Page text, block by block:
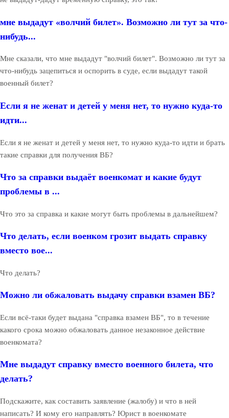
мне выдадут «волчий билет». Возможно ли тут за что-
нибудь...
Мне сказали, что мне выдадут "волчий билет". Возможно ли тут за
что-нибудь зацепиться и оспорить в суде, если выдадут такой
военный билет?
Если я не женат и детей у меня нет, то нужно куда-то
идти...
Если я не женат и детей у меня нет, то нужно куда-то идти и брать
такие справки для получения ВБ?
Что за справки выдаёт военкомат и какие будут
проблемы в ...
Что это за справка и какие могут быть проблемы в дальнейшем?
Что делать, если военком грозит выдать справку
вместо вое...
Что делать?
Можно ли обжаловать выдачу справки взамен ВБ?
Если всё-таки будет выдана "справка взамен ВБ", то в течение
какого срока можно обжаловать данное незаконное действие
военкомата?
Мне выдадут справку вместо военного билета, что
делать?
Подскажите, как составить заявление (жалобу) и что в ней
написать? И кому его направлять? Юрист в военкомате